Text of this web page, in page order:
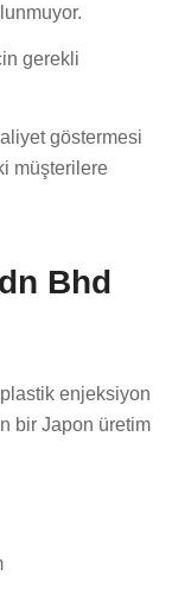
gerekli
göstermesi
müşterilere
Bhd
enjeksiyon
bir Japon üretim